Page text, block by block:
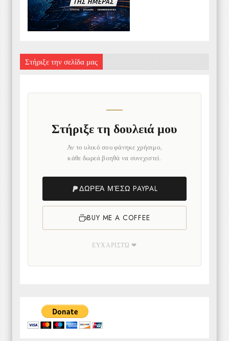
Στήριξε την σελίδα μας
Στήριξε τη δουλειά μου
Αν το υλικό σου φάνηκε χρήσιμο,
κάθε δωρεά βοηθά να συνεχιστεί.
ΔΩΡΕΆ ΜΈΣΩ PAYPAL
BUY ME A COFFEE
ΕΥΧΑΡΙΣΤΏ ❤